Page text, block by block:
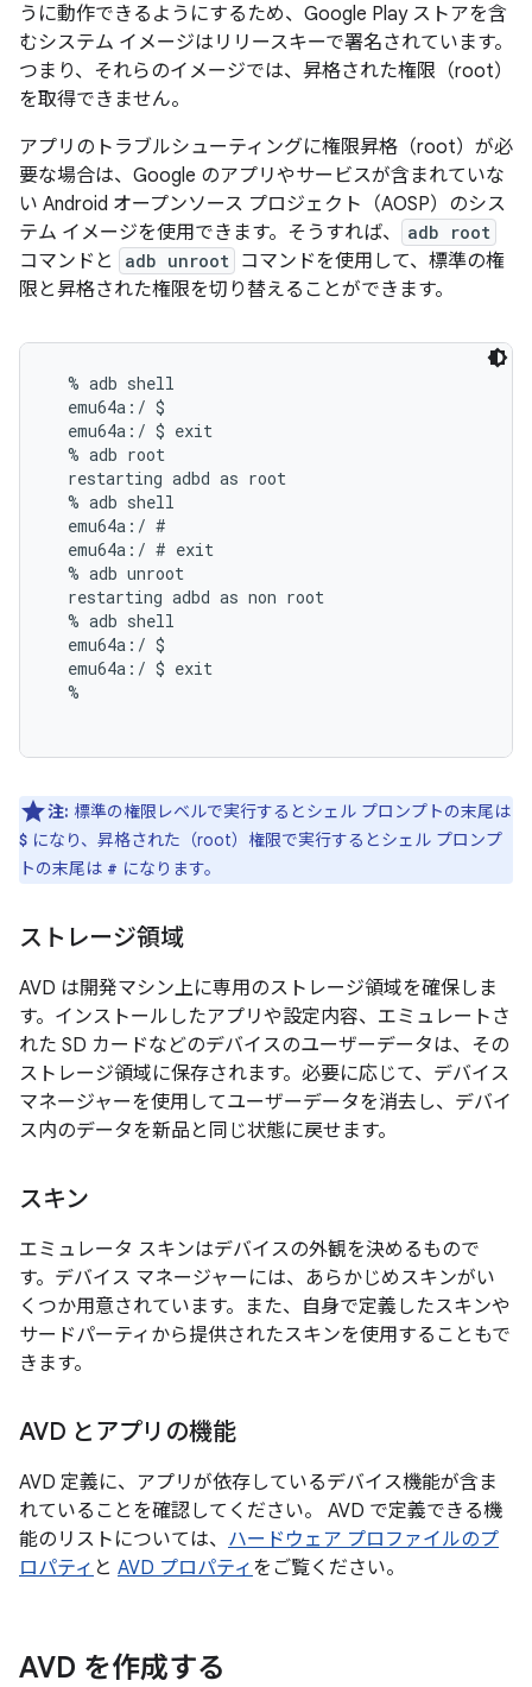
うに動作できるようにするため、Google Play ストアを含
むシステム イメージはリリースキーで署名されています。
つまり、それらのイメージでは、昇格された権限（root）
を取得できません。
アプリのトラブルシューティングに権限昇格（root）が必
要な場合は、Google のアプリやサービスが含まれていな
い Android オープンソース プロジェクト（AOSP）のシス
テム イメージを使用できます。そうすれば、
adb root
コマンドと adb unroot
コマンドを使用して、標準の権
限と昇格された権限を切り替えることができます。
  % adb shell
  emu64a:/ $
  emu64a:/ $ exit
  % adb root
  restarting adbd as root
  % adb shell
  emu64a:/ #
  emu64a:/ # exit
  % adb unroot
  restarting adbd as non root
  % adb shell
  emu64a:/ $
  emu64a:/ $ exit
  %
注: 標準の権限レベルで実行するとシェル プロンプトの末尾は
$ になり、昇格された（root）権限で実行するとシェル プロンプ
トの末尾は # になります。
ストレージ領域
AVD は開発マシン上に専用のストレージ領域を確保しま
す。インストールしたアプリや設定内容、エミュレートさ
れた SD カードなどのデバイスのユーザーデータは、その
ストレージ領域に保存されます。必要に応じて、デバイス
マネージャーを使用してユーザーデータを消去し、デバイ
ス内のデータを新品と同じ状態に戻せます。
スキン
エミュレータ スキンはデバイスの外観を決めるもので
す。デバイス マネージャーには、あらかじめスキンがい
くつか用意されています。また、自身で定義したスキンや
サードパーティから提供されたスキンを使用することもで
きます。
AVD とアプリの機能
AVD 定義に、アプリが依存しているデバイス機能が含ま
れていることを確認してください。 AVD で定義できる機
能のリストについては、 ハードウェア プロファイルのプ
ロパティ と AVD プロパティ をご覧ください。
AVD を作成する